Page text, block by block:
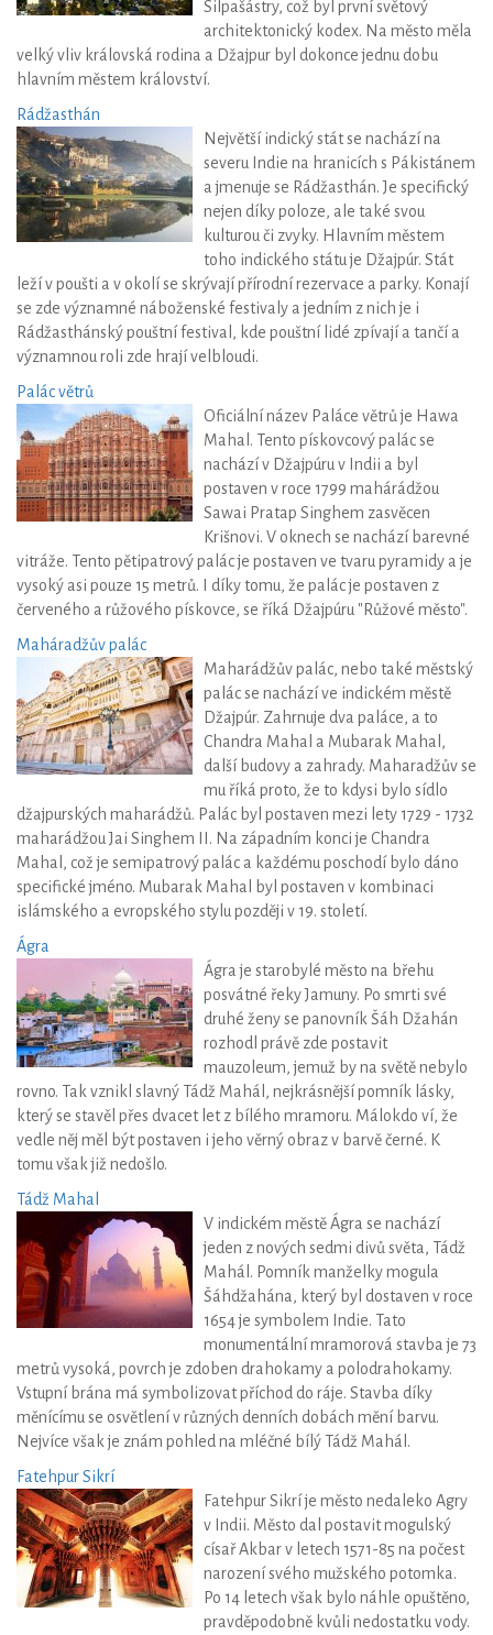
Silpašástry, což byl první světový
architektonický kodex. Na město měla
velký vliv královská rodina a Džajpur byl dokonce jednu dobu
hlavním městem království.
Rádžasthán
Největší indický stát se nachází na
severu Indie na hranicích s Pákistánem
a jmenuje se Rádžasthán. Je specifický
nejen díky poloze, ale také svou
kulturou či zvyky. Hlavním městem
toho indického státu je Džajpúr. Stát
leží v poušti a v okolí se skrývají přírodní rezervace a parky. Konají
se zde významné náboženské festivaly a jedním z nich je i
Rádžasthánský pouštní festival, kde pouštní lidé zpívají a tančí a
významnou roli zde hrají velbloudi.
Palác větrů
Oficiální název Paláce větrů je Hawa
Mahal. Tento pískovcový palác se
nachází v Džajpúru v Indii a byl
postaven v roce 1799 mahárádžou
Sawai Pratap Singhem zasvěcen
Krišnovi. V oknech se nachází barevné
vitráže. Tento pětipatrový palác je postaven ve tvaru pyramidy a je
vysoký asi pouze 15 metrů. I díky tomu, že palác je postaven z
červeného a růžového pískovce, se říká Džajpúru "Růžové město".
Maháradžův palác
Maharádžův palác, nebo také městský
palác se nachází ve indickém městě
Džajpúr. Zahrnuje dva paláce, a to
Chandra Mahal a Mubarak Mahal,
další budovy a zahrady. Maharadžův se
mu říká proto, že to kdysi bylo sídlo
džajpurských maharádžů. Palác byl postaven mezi lety 1729 - 1732
maharádžou Jai Singhem II. Na západním konci je Chandra
Mahal, což je semipatrový palác a každému poschodí bylo dáno
specifické jméno. Mubarak Mahal byl postaven v kombinaci
islámského a evropského stylu později v 19. století.
Ágra
Ágra je starobylé město na břehu
posvátné řeky Jamuny. Po smrti své
druhé ženy se panovník Šáh Džahán
rozhodl právě zde postavit
mauzoleum, jemuž by na světě nebylo
rovno. Tak vznikl slavný Tádž Mahál, nejkrásnější pomník lásky,
který se stavěl přes dvacet let z bílého mramoru. Málokdo ví, že
vedle něj měl být postaven i jeho věrný obraz v barvě černé. K
tomu však již nedošlo.
Tádž Mahal
V indickém městě Ágra se nachází
jeden z nových sedmi divů světa, Tádž
Mahál. Pomník manželky mogula
Šáhdžahána, který byl dostaven v roce
1654 je symbolem Indie. Tato
monumentální mramorová stavba je 73
metrů vysoká, povrch je zdoben drahokamy a polodrahokamy.
Vstupní brána má symbolizovat příchod do ráje. Stavba díky
měnícímu se osvětlení v různých denních dobách mění barvu.
Nejvíce však je znám pohled na mléčné bílý Tádž Mahál.
Fatehpur Sikrí
Fatehpur Sikrí je město nedaleko Agry
v Indii. Město dal postavit mogulský
císař Akbar v letech 1571-85 na počest
narození svého mužského potomka.
Po 14 letech však bylo náhle opuštěno,
pravděpodobně kvůli nedostatku vody.